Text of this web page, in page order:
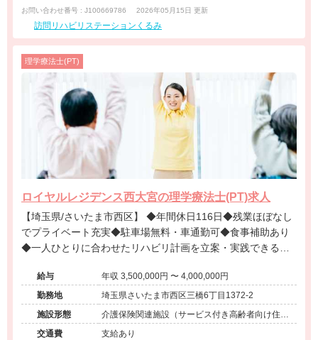
お問い合わせ番号 : J100669786 2026年05月15日 更新
訪問リハビリステーションくるみ
理学療法士(PT)
ロイヤルレジデンス西大宮の理学療法士(PT)求人
【埼玉県/さいたま市西区】 ◆年間休日116日◆残業ほぼなし
でプライベート充実◆駐車場無料・車通勤可◆食事補助あり
◆一人ひとりに合わせたリハビリ計画を立案・実践できる環
給与
年収 3,500,000円 〜 4,000,000円
勤務地
埼玉県さいたま市西区三橋6丁目1372-2
施設形態
介護保険関連施設（サービス付き高齢者向け住
宅）
交通費 支給あり